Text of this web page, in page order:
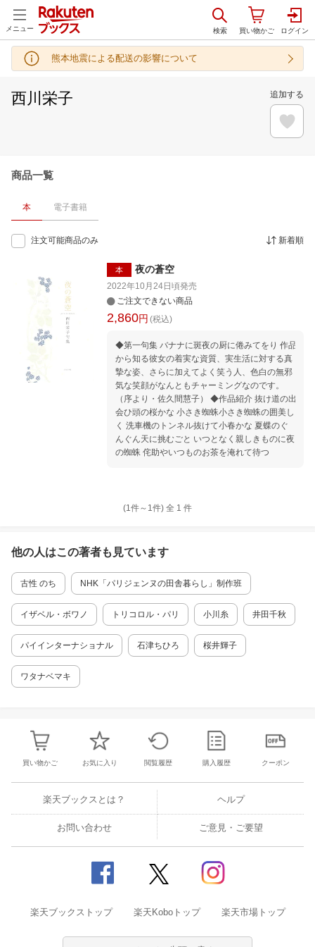
メニュー
熊本地震による配送の影響について
西川栄子 追加する
商品一覧
本 電子書籍
注文可能商品のみ 新着順
本 夜の蒼空
2022年10月24日頃発売
ご注文できない商品
2,860円 (税込)
◆第一句集 バナナに斑夜の厨に倦みてをり 作品
から知る彼女の着実な資質、実生活に対する真
摯な姿、さらに加えてよく笑う人、色白の無邪
気な笑顔がなんともチャーミングなのです。
（序より・佐久間慧子） ◆作品紹介 抜け道の出
会ひ頭の桜かな 小さき蜘蛛小さき蜘蛛の囲美し
く 洗車機のトンネル抜けて小春かな 夏蝶のぐ
んぐん天に挑むごと いつとなく親しきものに夜
の蜘蛛 侘助やいつものお茶を淹れて待つ
(1件～ 1件) 全 1 件
他の人はこの著者も見ています
古性 のち NHK「パリジェンヌの田舎暮らし」制作班
イザベル・ボワノ トリコロル・パリ 小川糸 井田千秋
パイインターナショナル 石津ちひろ 桜井輝子
ワタナベマキ
買い物かご お気に入り 閲覧履歴 購入履歴 クーポン
楽天ブックスとは？ ヘルプ
お問い合わせ ご意見・ご要望
楽天ブックストップ 楽天Koboトップ 楽天市場トップ